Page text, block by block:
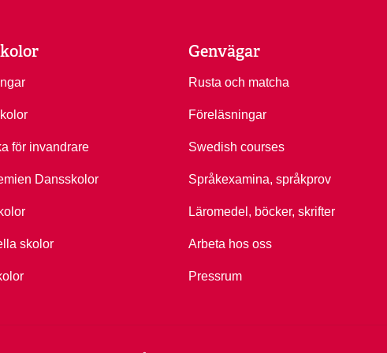
för invandrare
Dansskolor
skolor
Genvägar
Rusta och matcha
Föreläsningar
Swedish courses
Språkexamina, språkprov
Läromedel, böcker, skrifter
Arbeta hos oss
Pressrum